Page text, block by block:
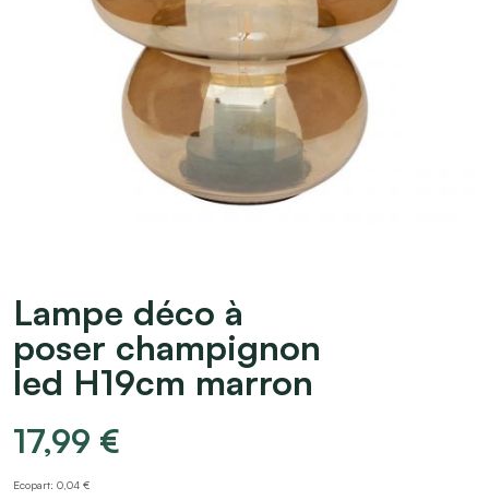
Lampe déco à
poser champignon
led H19cm marron
17,99 €
Ecopart: 0,04 €